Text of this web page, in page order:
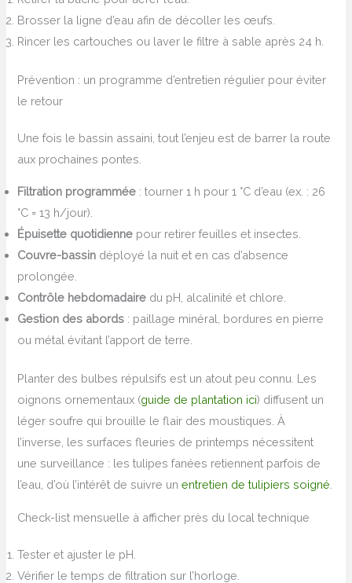
Brosser la ligne d’eau afin de décoller les œufs.
Rincer les cartouches ou laver le filtre à sable après 24 h.
Prévention : un programme d’entretien régulier pour éviter
le retour
Une fois le bassin assaini, tout l’enjeu est de barrer la route
aux prochaines pontes.
Filtration programmée : tourner 1 h pour 1 °C d’eau (ex. : 26
°C = 13 h/jour).
Épuisette quotidienne pour retirer feuilles et insectes.
Couvre-bassin déployé la nuit et en cas d’absence
prolongée.
Contrôle hebdomadaire du pH, alcalinité et chlore.
Gestion des abords : paillage minéral, bordures en pierre
ou métal évitant l’apport de terre.
Planter des bulbes répulsifs est un atout peu connu. Les
oignons ornementaux (guide de plantation ici) diffusent un
léger soufre qui brouille le flair des moustiques. À
l’inverse, les surfaces fleuries de printemps nécessitent
une surveillance : les tulipes fanées retiennent parfois de
l’eau, d’où l’intérêt de suivre unentretien de tulipiers soigné
Check-list mensuelle à afficher près du local technique
Tester et ajuster le pH.
Vérifier le temps de filtration sur l’horloge.